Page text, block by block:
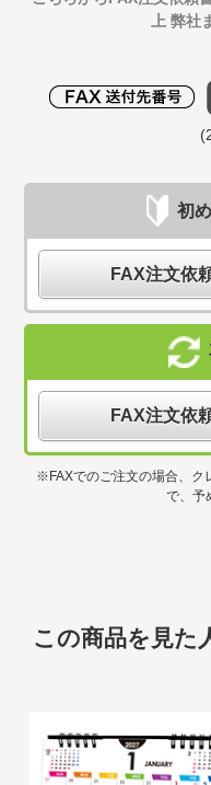
上 弊社
初
FAX注文依
FAX注文依
※FAXでのご注文の場合、ク
で、予
この商品を見た